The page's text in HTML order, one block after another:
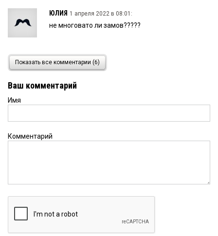
ЮЛИЯ 1 апреля 2022 в 08:01:
не многовато ли замов?????
1 апреля 2022 в 07:34:
Один уже в ДИО был с Урала, убежал очень
замов будет подписывать по звонку и сидеть.
регион чиновники»На вахте они, не переехали!
Летают еженедельно субсидированным рейсом
исчо)
Показать все комментарии (6)
Ваш комментарий
Имя
Комментарий